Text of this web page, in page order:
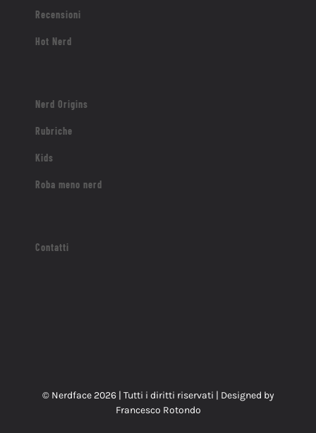
Recensioni
Hot Nerd
Nerd Origins
Rubriche
Kids
Roba meno nerd
Contatti
© Nerdface 2026 | Tutti i diritti riservati | Designed by
Francesco Rotondo